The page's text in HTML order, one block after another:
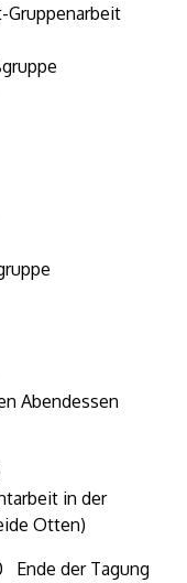
Gruppenarbeit
Abendessen
in der
Otten)
Ende der Tagung